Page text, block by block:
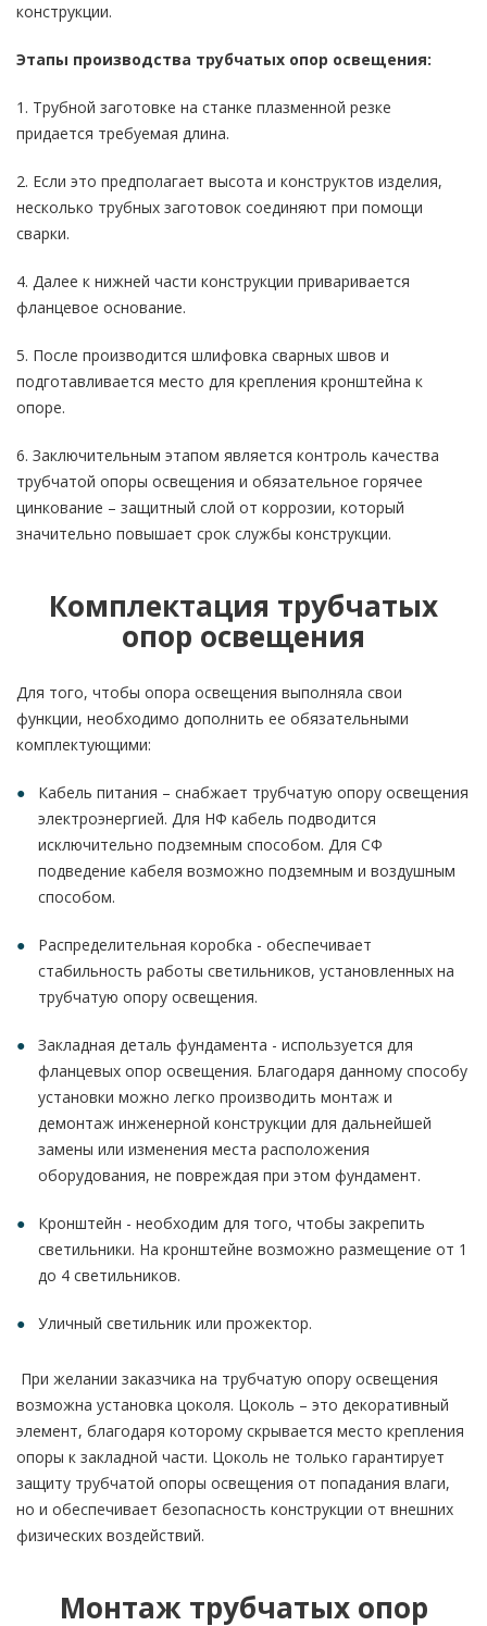
конструкции.
Этапы производства трубчатых опор освещения:
1. Трубной заготовке на станке плазменной резке
придается требуемая длина.
2. Если это предполагает высота и конструктов изделия,
несколько трубных заготовок соединяют при помощи
сварки.
4. Далее к нижней части конструкции приваривается
фланцевое основание.
5. После производится шлифовка сварных швов и
подготавливается место для крепления кронштейна к
опоре.
6. Заключительным этапом является контроль качества
трубчатой опоры освещения и обязательное горячее
цинкование – защитный слой от коррозии, который
значительно повышает срок службы конструкции.
Комплектация трубчатых
опор освещения
Для того, чтобы опора освещения выполняла свои
функции, необходимо дополнить ее обязательными
комплектующими:
Кабель питания – снабжает трубчатую опору освещения
электроэнергией. Для НФ кабель подводится
исключительно подземным способом. Для СФ
подведение кабеля возможно подземным и воздушным
способом.
Распределительная коробка - обеспечивает
стабильность работы светильников, установленных на
трубчатую опору освещения.
Закладная деталь фундамента - используется для
фланцевых опор освещения. Благодаря данному способу
установки можно легко производить монтаж и
демонтаж инженерной конструкции для дальнейшей
замены или изменения места расположения
оборудования, не повреждая при этом фундамент.
Кронштейн - необходим для того, чтобы закрепить
светильники. На кронштейне возможно размещение от 1
до 4 светильников.
Уличный светильник или прожектор.
При желании заказчика на трубчатую опору освещения
возможна установка цоколя. Цоколь – это декоративный
элемент, благодаря которому скрывается место крепления
опоры к закладной части. Цоколь не только гарантирует
защиту трубчатой опоры освещения от попадания влаги,
но и обеспечивает безопасность конструкции от внешних
физических воздействий.
Монтаж трубчатых опор